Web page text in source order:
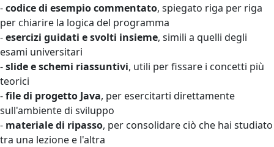
-codice di esempio commentato, spiegato riga per riga
per chiarire la logica del programma
-esercizi guidati e svolti insieme, simili a quelli degli
esami universitari
-slide e schemi riassuntivi, utili per fissare i concetti più
teorici
-file di progetto Java, per esercitarti direttamente
sull'ambiente di sviluppo
- materiale di ripasso, per consolidare ciò che hai studiato
tra una lezione e l'altra